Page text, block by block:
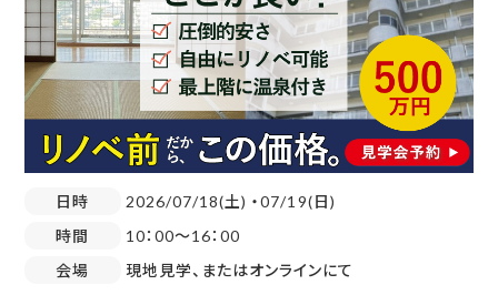
日時
2026/07/18(土) ・07/19(日)
時間
10：00～16：00
会場
現地見学、またはオンラインにて